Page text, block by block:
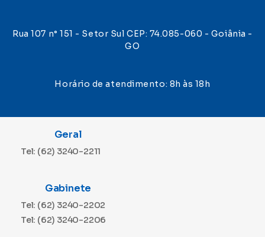
Rua 107 n° 151 - Setor Sul CEP: 74.085-060 - Goiânia -
GO
Horário de atendimento: 8h às 18h
Geral
Tel: (62) 3240-2211
Gabinete
Tel: (62) 3240-2202
Tel: (62) 3240-2206